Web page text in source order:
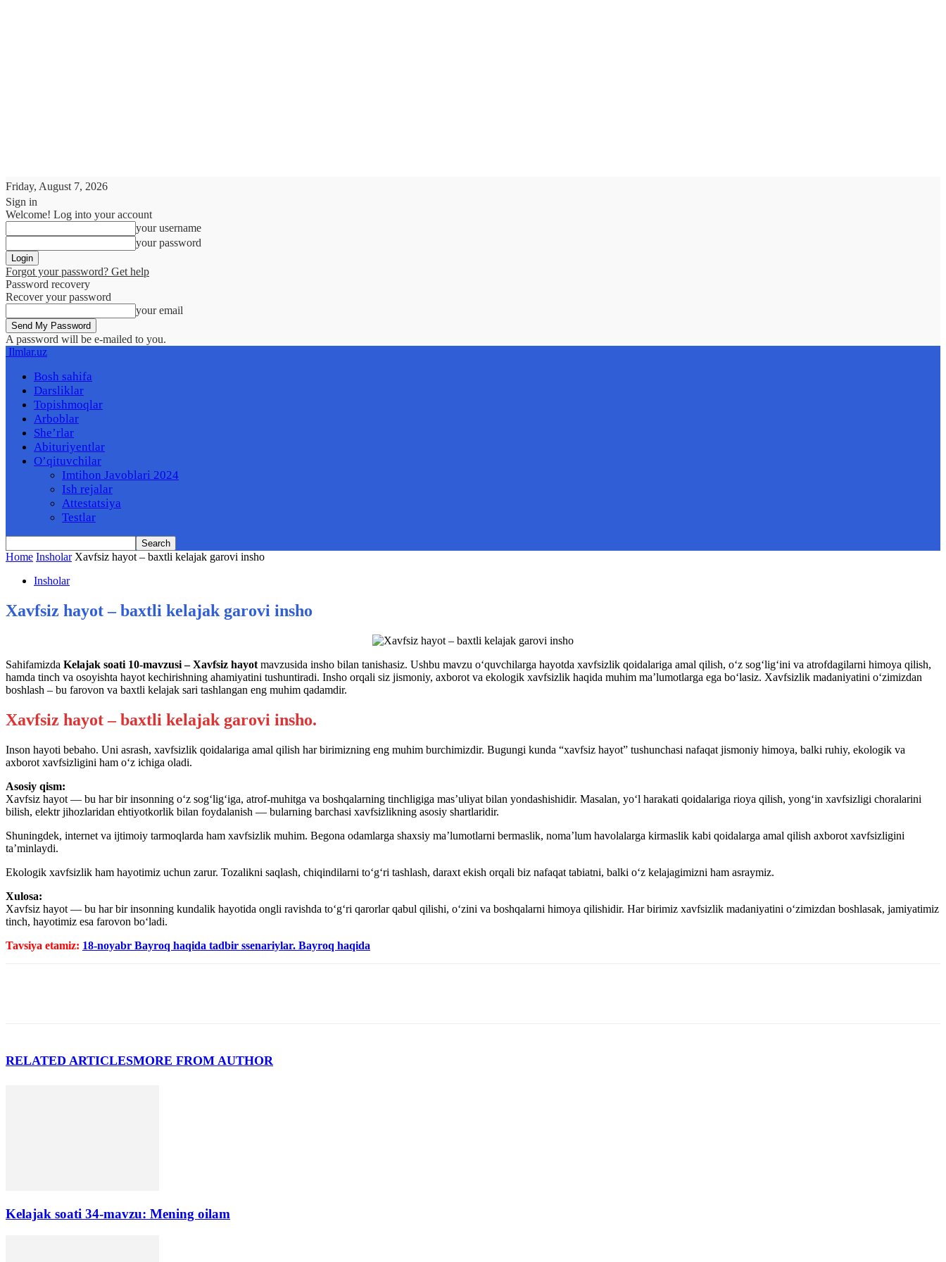
Friday, August 7, 2026
Sign in
Welcome! Log into your account
your username
your password
Forgot your password? Get help
Password recovery
Recover your password
your email
A password will be e-mailed to you.
Ilmlar.uz
Bosh sahifa
Darsliklar
Topishmoqlar
Arboblar
She’rlar
Abituriyentlar
O’qituvchilar
Imtihon Javoblari 2024
Ish rejalar
Attestatsiya
Testlar
Home Insholar Xavfsiz hayot – baxtli kelajak garovi insho
Insholar
Xavfsiz hayot – baxtli kelajak garovi insho
Sahifamizda Kelajak soati 10-mavzusi – Xavfsiz hayot mavzusida insho bilan tanishasiz. Ushbu mavzu o‘quvchilarga hayotda xavfsizlik qoidalariga amal qilish, o‘z sog‘lig‘ini va atrofdagilarni himoya qilish,
hamda tinch va osoyishta hayot kechirishning ahamiyatini tushuntiradi. Insho orqali siz jismoniy, axborot va ekologik xavfsizlik haqida muhim ma’lumotlarga ega bo‘lasiz. Xavfsizlik madaniyatini o‘zimizdan
boshlash – bu farovon va baxtli kelajak sari tashlangan eng muhim qadamdir.
Xavfsiz hayot – baxtli kelajak garovi insho.
Inson hayoti bebaho. Uni asrash, xavfsizlik qoidalariga amal qilish har birimizning eng muhim burchimizdir. Bugungi kunda “xavfsiz hayot” tushunchasi nafaqat jismoniy himoya, balki ruhiy, ekologik va
axborot xavfsizligini ham o‘z ichiga oladi.
Asosiy qism:
Xavfsiz hayot — bu har bir insonning o‘z sog‘lig‘iga, atrof-muhitga va boshqalarning tinchligiga mas’uliyat bilan yondashishidir. Masalan, yo‘l harakati qoidalariga rioya qilish, yong‘in xavfsizligi choralarini
bilish, elektr jihozlaridan ehtiyotkorlik bilan foydalanish — bularning barchasi xavfsizlikning asosiy shartlaridir.
Shuningdek, internet va ijtimoiy tarmoqlarda ham xavfsizlik muhim. Begona odamlarga shaxsiy ma’lumotlarni bermaslik, noma’lum havolalarga kirmaslik kabi qoidalarga amal qilish axborot xavfsizligini
ta’minlaydi.
Ekologik xavfsizlik ham hayotimiz uchun zarur. Tozalikni saqlash, chiqindilarni to‘g‘ri tashlash, daraxt ekish orqali biz nafaqat tabiatni, balki o‘z kelajagimizni ham asraymiz.
Xulosa:
Xavfsiz hayot — bu har bir insonning kundalik hayotida ongli ravishda to‘g‘ri qarorlar qabul qilishi, o‘zini va boshqalarni himoya qilishidir. Har birimiz xavfsizlik madaniyatini o‘zimizdan boshlasak, jamiyatimiz
tinch, hayotimiz esa farovon bo‘ladi.
Tavsiya etamiz: 18-noyabr Bayroq haqida tadbir ssenariylar. Bayroq haqida
RELATED ARTICLESMORE FROM AUTHOR
Kelajak soati 34-mavzu: Mening oilam